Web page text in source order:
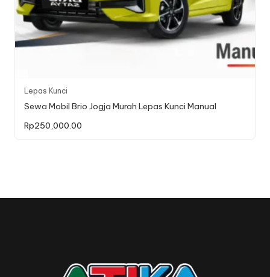
Lepas Kunci
Sewa Mobil Brio Jogja Murah Lepas Kunci Manual
Rp250,000.00